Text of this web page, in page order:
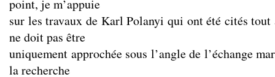
point, je m’appuie
sur les travaux de Karl Polanyi qui ont été cités tout
ne doit pas être
uniquement approchée sous l’angle de l’échange
la recherche